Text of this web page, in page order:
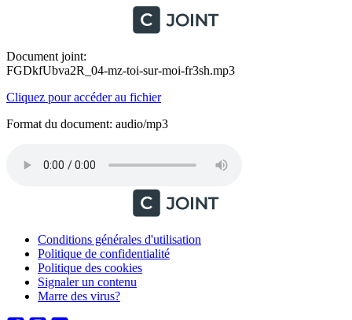
Document joint:
FGDkfUbva2R_04-mz-toi-sur-moi-fr3sh.mp3
Cliquez pour accéder au fichier
Format du document: audio/mp3
Conditions générales d'utilisation
Politique de confidentialité
Politique des cookies
Signaler un contenu
Marre des virus?